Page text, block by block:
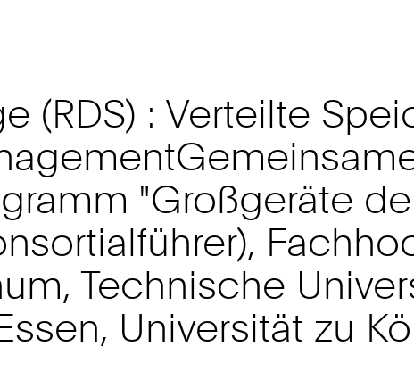
(RDS) : Verteilte
"Großgeräte
Technische
Universität zu